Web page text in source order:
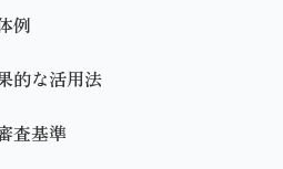
例
的な活用法
査基準